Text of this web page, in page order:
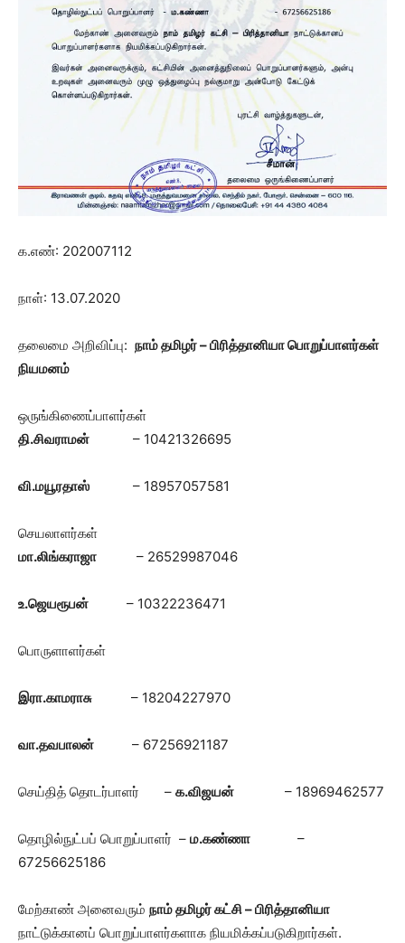
க.எண்: 202007112
நாள்: 13.07.2020
தலைமை அறிவிப்பு: நாம் தமிழர் – பிரித்தானியா பொறுப்பாளர்கள்
நியமனம்
ஒருங்கிணைப்பாளர்கள்
தி.சிவராமன் – 10421326695
வி.மயூரதாஸ் – 18957057581
செயலாளர்கள்
மா.லிங்கராஜா – 26529987046
உ.ஜெயரூபன் – 10322236471
பொருளாளர்கள்
இரா.காமராசு– 18204227970
வா.தவபாலன் – 67256921187
செய்தித் தொடர்பாளர் – க.விஜயன் – 18969462577
தொழில்நுட்பப் பொறுப்பாளர் – ம.கண்ணா –
67256625186
மேற்காண் அனைவரும் நாம் தமிழர் கட்சி – பிரித்தானியா
நாட்டுக்கானப் பொறுப்பாளர்களாக நியமிக்கப்படுகிறார்கள்.